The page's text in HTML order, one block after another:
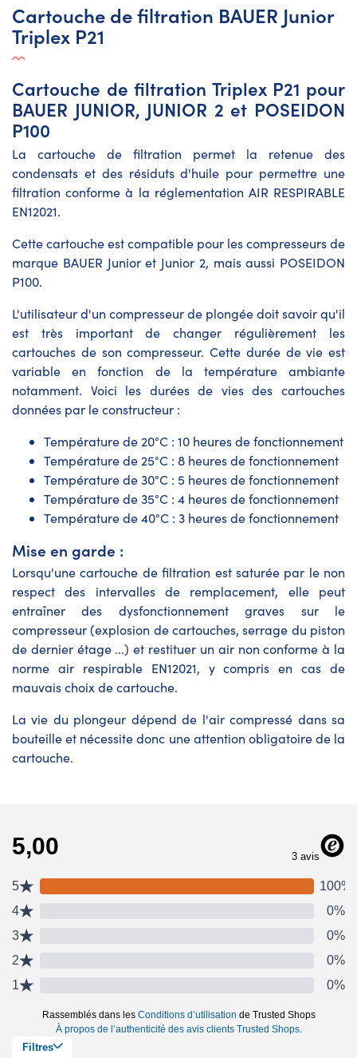
Cartouche de filtration BAUER Junior
Triplex P21
Cartouche de filtration Triplex P21 pour
BAUER JUNIOR, JUNIOR 2 et POSEIDON
P100
La cartouche de filtration permet la retenue des
condensats et des résiduts d'huile pour permettre une
filtration conforme à la réglementation AIR RESPIRABLE
EN12021.
Cette cartouche est compatible pour les compresseurs de
marque BAUER Junior et Junior 2, mais aussi POSEIDON
P100.
L'utilisateur d'un compresseur de plongée doit savoir qu'il
est très important de changer régulièrement les
cartouches de son compresseur. Cette durée de vie est
variable en fonction de la température ambiante
notamment. Voici les durées de vies des cartouches
données par le constructeur :
Température de 20°C : 10 heures de fonctionnement
Température de 25°C : 8 heures de fonctionnement
Température de 30°C : 5 heures de fonctionnement
Température de 35°C : 4 heures de fonctionnement
Température de 40°C : 3 heures de fonctionnement
Mise en garde :
Lorsqu'une cartouche de filtration est saturée par le non
respect des intervalles de remplacement, elle peut
entraîner des dysfonctionnement graves sur le
compresseur (explosion de cartouches, serrage du piston
de dernier étage ...) et restituer un air non conforme à la
norme air respirable EN12021, y compris en cas de
mauvais choix de cartouche.
La vie du plongeur dépend de l'air compressé dans sa
bouteille et nécessite donc une attention obligatoire de la
cartouche.